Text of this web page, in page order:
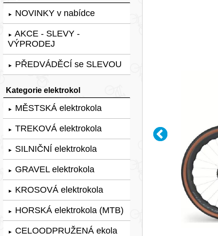
► NOVINKY v nabídce
► AKCE - SLEVY -
VÝPRODEJ
► PŘEDVÁDĚCÍ se SLEVOU
Kategorie elektrokol
► MĚSTSKÁ elektrokola
► TREKOVÁ elektrokola
► SILNIČNÍ elektrokola
► GRAVEL elektrokola
► KROSOVÁ elektrokola
► HORSKÁ elektrokola (MTB)
► CELOODPRUŽENÁ ekola